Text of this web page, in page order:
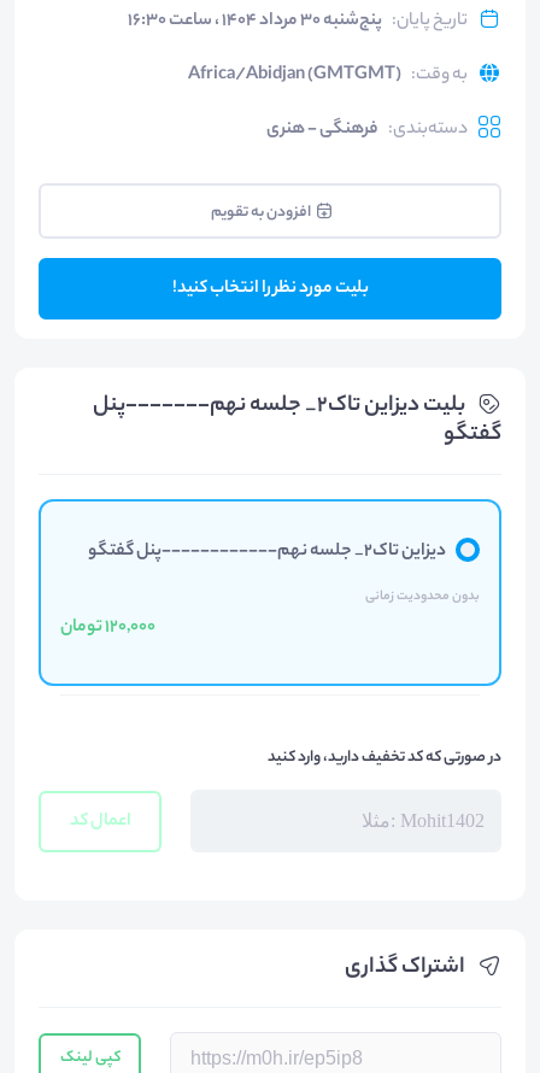
تاریخ پایان: پنج‌شنبه ۳۰ مرداد ۱۴۰۴ ، ساعت ۱۶:۳۰
به وقت:
Africa/Abidjan (GMTGMT)
دسته‌بندی: فرهنگی - هنری
افزودن به تقویم
بلیت مورد نظر را انتخاب کنید!
اشتراک گذاری
کپی لینک
بلیت‌ دیزاین تاک۲_ جلسه نهم-------پنل
گفتگو
دیزاین تاک۲_ جلسه نهم------------پنل گفتگو
بدون محدودیت زمانی
120,000 تومان
در صورتی که کد تخفیف دارید، وارد کنید
اعمال کد